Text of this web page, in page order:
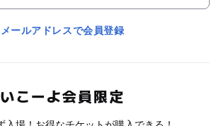
メールアドレスで会員登録
いこーよ会員限定